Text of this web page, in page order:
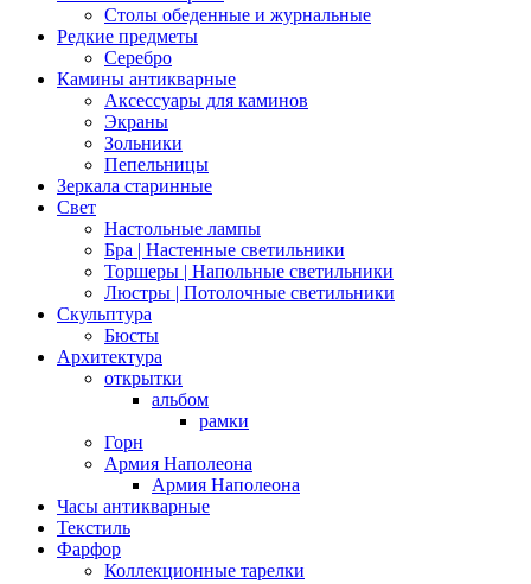
Столы обеденные и журнальные
Редкие предметы
Серебро
Камины антикварные
Аксессуары для каминов
Экраны
Зольники
Пепельницы
Зеркала старинные
Свет
Настольные лампы
Бра | Настенные светильники
Торшеры | Напольные светильники
Люстры | Потолочные светильники
Скульптура
Бюсты
Архитектура
открытки
альбом
рамки
Горн
Армия Наполеона
Армия Наполеона
Часы антикварные
Текстиль
Фарфор
Коллекционные тарелки